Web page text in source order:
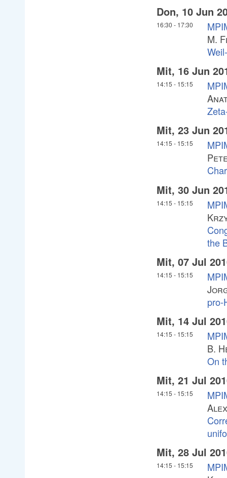
Don, 10 Jun
16:30 - 17:30
M.
Mit, 16 Jun
14:15 - 15:15
Mit, 23 Jun
14:15 - 15:15
Mit, 30 Jun
14:15 - 15:15
the
Mit, 07 Jul
14:15 - 15:15
pro-
Mit, 14 Jul
14:15 - 15:15
B.
On
Mit, 21 Jul
14:15 - 15:15
Mit, 28 Jul
14:15 - 15:15